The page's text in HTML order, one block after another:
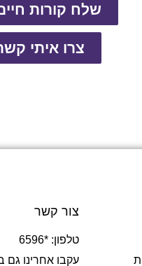
שלח קורות
צרו איתי
צור קשר
טלפון: *6596
עקבו אחרינו